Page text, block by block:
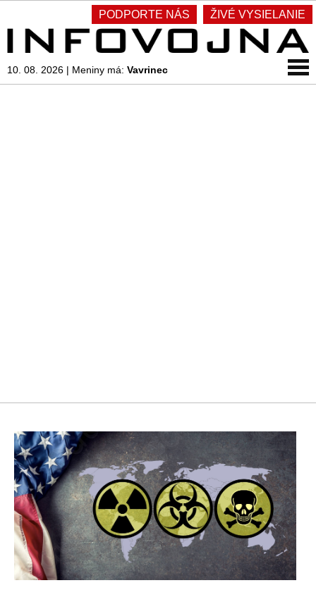
PODPORTE NÁS ŽIVÉ VYSIELANIE
10. 08. 2026 | Meniny má: Vavrinec